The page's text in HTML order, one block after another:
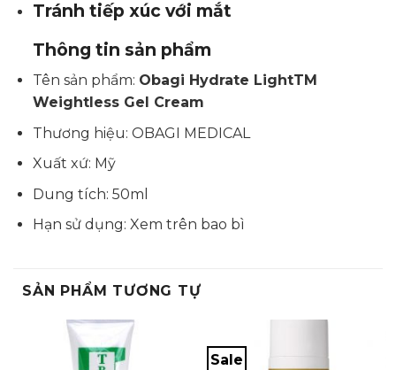
Tránh tiếp xúc với mắt
Thông tin sản phẩm
Tên sản phẩm: Obagi Hydrate LightTM
Weightless Gel Cream
Thương hiệu: OBAGI MEDICAL
Xuất xứ: Mỹ
Dung tích: 50ml
Hạn sử dụng: Xem trên bao bì
SẢN PHẨM TƯƠNG TỰ
Sale